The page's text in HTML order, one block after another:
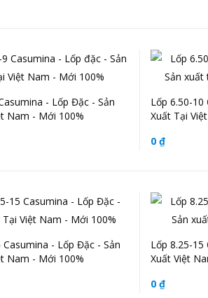
- Lốp Đặc - Sản
Nam - Mới 100%
Lốp 6.50-10
Xuất Tại
0 ₫
Casumina - Lốp Đặc - Sản
Nam - Mới 100%
Lốp 8.25-15
Xuất Việt
0 ₫